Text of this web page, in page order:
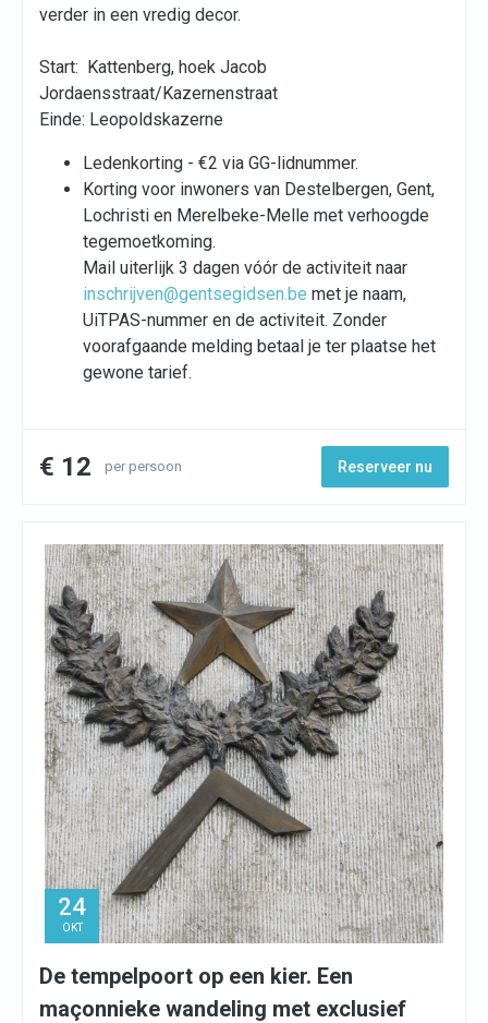
verder in een vredig decor.
Start: Kattenberg, hoek Jacob
Jordaensstraat/Kazernenstraat
Einde: Leopoldskazerne
Ledenkorting - €2 via GG-lidnummer.
Korting voor inwoners van Destelbergen, Gent,
Lochristi en Merelbeke-Melle met verhoogde
tegemoetkoming.
Mail uiterlijk 3 dagen vóór de activiteit naar
inschrijven@gentsegidsen.be met je naam,
UiTPAS-nummer en de activiteit. Zonder
voorafgaande melding betaal je ter plaatse het
gewone tarief.
€ 12 per persoon Reserveer nu
24
OKT
De tempelpoort op een kier. Een
maçonnieke wandeling met exclusief